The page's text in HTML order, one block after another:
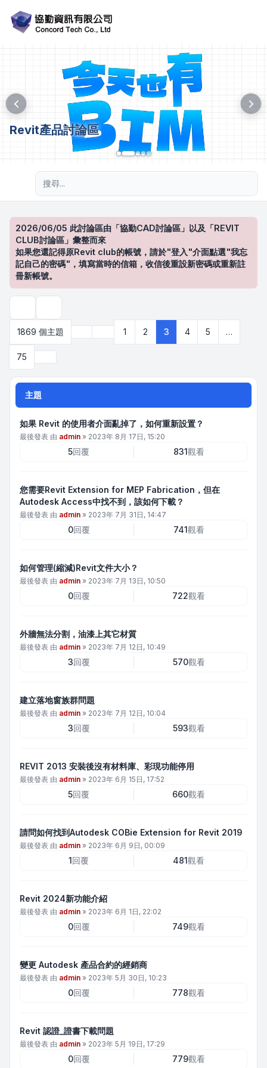
Revit產品討論區
2026/06/05 此討論區由「協勤CAD討論區」以及「REVIT
CLUB討論區」彙整而來
如果您還記得原Revit club的帳號，請於"登入"介面點選"我忘
記自己的密碼"，填寫當時的信箱，收信後重設新密碼或重新註
冊新帳號。
1869 個主題
第3頁 (共 75 頁)
上一頁1 2 3 4 5 …
75
主題
如果 Revit 的使用者介面亂掉了，如何重新設置？
最後發表 由 admin » 2023年 8月 17日, 15:20
5回覆 831觀看
您需要Revit Extension for MEP Fabrication，但在
Autodesk Access中找不到，該如何下載？
最後發表 由 admin » 2023年 7月 31日, 14:47
0回覆 741觀看
如何管理(縮減)Revit文件大小？
最後發表 由 admin » 2023年 7月 13日, 10:50
0回覆 722觀看
外牆無法分割，油漆上其它材質
最後發表 由 admin » 2023年 7月 12日, 10:49
3回覆 570觀看
建立落地窗族群問題
最後發表 由 admin » 2023年 7月 12日, 10:04
3回覆 593觀看
REVIT 2013 安裝後沒有材料庫、彩現功能停用
最後發表 由 admin » 2023年 6月 15日, 17:52
5回覆 660觀看
請問如何找到Autodesk COBie Extension for Revit 2019
最後發表 由 admin » 2023年 6月 9日, 00:09
1回覆 481觀看
Revit 2024新功能介紹
最後發表 由 admin » 2023年 6月 1日, 22:02
0回覆 749觀看
變更 Autodesk 產品合約的經銷商
最後發表 由 admin » 2023年 5月 30日, 10:23
0回覆 778觀看
Revit 認證_證書下載問題
最後發表 由 admin » 2023年 5月 19日, 17:29
0回覆 779觀看